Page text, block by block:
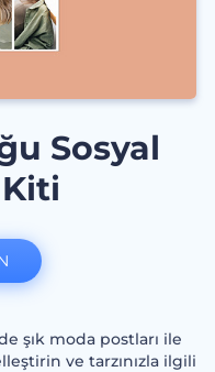
Sosyal
şık moda postları ile
ve tarzınızla ilgili